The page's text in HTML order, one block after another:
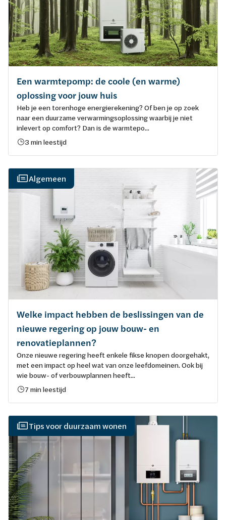
Een warmtepomp: de coole (en warme)
oplossing voor jouw huis
Heb je een torenhoge energierekening? Of ben je op zoek
naar een duurzame verwarmingsoplossing waarbij je niet
inlevert op comfort? Dan is de warmtepo...
3 min leestijd
Algemeen
Welke impact hebben de beslissingen van de
nieuwe regering op jouw bouw- en
renovatieplannen?
Onze nieuwe regering heeft enkele fikse knopen doorgehakt,
met een impact op heel wat van onze leefdomeinen. Ook bij
wie bouw- of verbouwplannen heeft...
7 min leestijd
Tips voor duurzaam wonen